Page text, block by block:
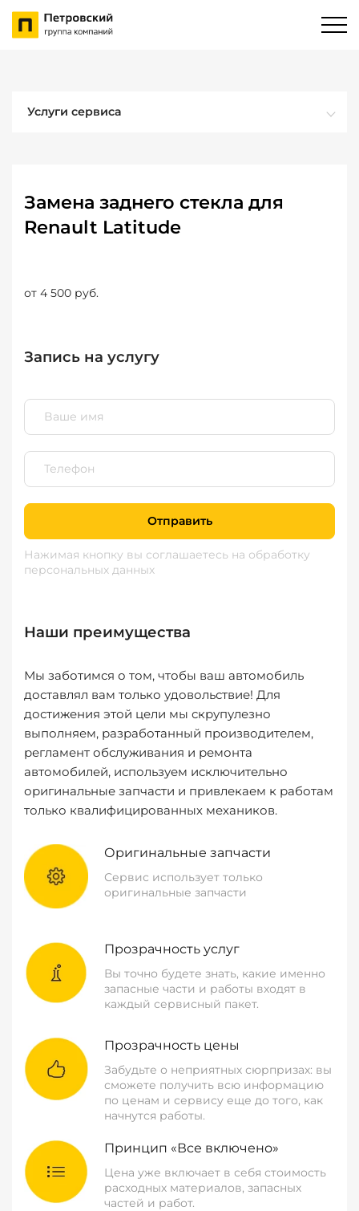
Услуги сервиса
Замена заднего стекла для
Renault Latitude
от 4 500 руб.
Запись на услугу
Отправить
Нажимая кнопку вы соглашаетесь на обработку
персональных данных
Наши преимущества
Мы заботимся о том, чтобы ваш автомобиль
доставлял вам только удовольствие! Для
достижения этой цели мы скрупулезно
выполняем, разработанный производителем,
регламент обслуживания и ремонта
автомобилей, используем исключительно
оригинальные запчасти и привлекаем к работам
только квалифицированных механиков.
Оригинальные запчасти
Сервис использует только
оригинальные запчасти
Прозрачность услуг
Вы точно будете знать, какие именно
запасные части и работы входят в
каждый сервисный пакет.
Прозрачность цены
Забудьте о неприятных сюрпризах: вы
сможете получить всю информацию
по ценам и сервису еще до того, как
начнутся работы.
Принцип «Все включено»
Цена уже включает в себя стоимость
расходных материалов, запасных
частей и работ.